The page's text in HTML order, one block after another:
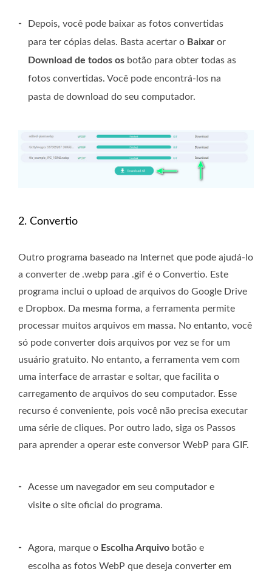
-
Depois, você pode baixar as fotos convertidas
para ter cópias delas. Basta acertar o Baixar or
Download de todos os botão para obter todas as
fotos convertidas. Você pode encontrá-los na
pasta de download do seu computador.
2. Convertio
Outro programa baseado na Internet que pode ajudá-lo
a converter de .webp para .gif é o Convertio. Este
programa inclui o upload de arquivos do Google Drive
e Dropbox. Da mesma forma, a ferramenta permite
processar muitos arquivos em massa. No entanto, você
só pode converter dois arquivos por vez se for um
usuário gratuito. No entanto, a ferramenta vem com
uma interface de arrastar e soltar, que facilita o
carregamento de arquivos do seu computador. Esse
recurso é conveniente, pois você não precisa executar
uma série de cliques. Por outro lado, siga os Passos
para aprender a operar este conversor WebP para GIF.
-
Acesse um navegador em seu computador e
visite o site oficial do programa.
- Agora, marque o Escolha Arquivo botão e
escolha as fotos WebP que deseja converter em